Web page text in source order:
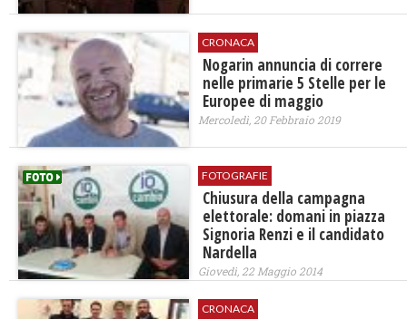
CRONACA
Nogarin annuncia di correre
nelle primarie 5 Stelle per le
Europee di maggio
Mercoledì, 20 Febbraio 2019
FOTOGRAFIE
Chiusura della campagna
elettorale: domani in piazza
Signoria Renzi e il candidato
Nardella
Giovedì, 22 Maggio 2014
CRONACA